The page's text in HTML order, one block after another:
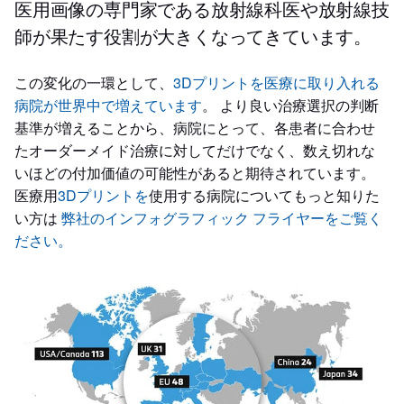
医用画像の専門家である放射線科医や放射線技
師が果たす役割が大きくなってきています。
この変化の一環として、 3Dプリントを医療に取り入れる
病院が世界中で増えています。 より良い治療選択の判断
基準が増えることから、病院にとって、各患者に合わせ
たオーダーメイド治療に対してだけでなく、数え切れな
いほどの付加価値の可能性があると期待されています。
医療用3Dプリントを使用する病院についてもっと知りた
い方は 弊社のインフォグラフィック フライヤーをご覧く
ださい。